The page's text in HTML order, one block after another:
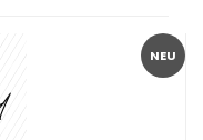
NEU